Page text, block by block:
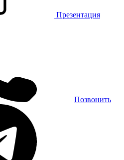
Презентация
Позвонить